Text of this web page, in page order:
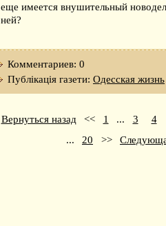
еще имеется внушительный
ней?
Комментариев: 0
Публікація газети: Одесская жизнь
Вернуться назад << 1 ... 3 4
...
20 >>